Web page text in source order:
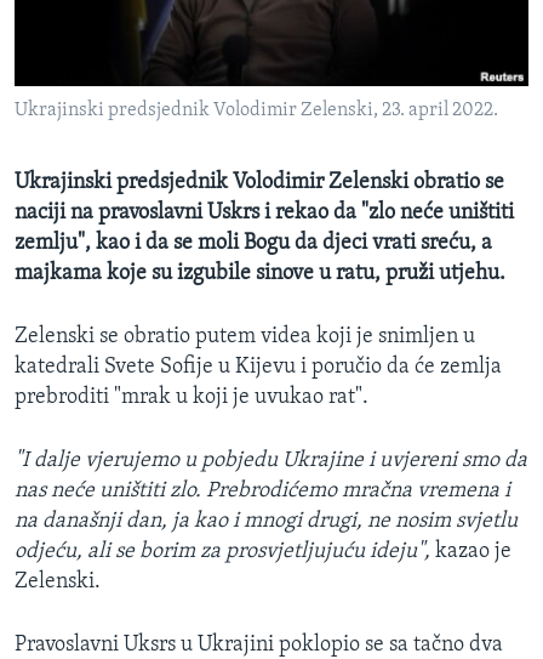
O GLASU AMERIKE
PRATITE NAS
Ukrajinski predsjednik Volodimir Zelenski, 23. april 2022.
Ukrajinski predsjednik Volodimir Zelenski obratio se
naciji na pravoslavni Uskrs i rekao da "zlo neće uništiti
zemlju", kao i da se moli Bogu da djeci vrati sreću, a
majkama koje su izgubile sinove u ratu, pruži utjehu.
Zelenski se obratio putem videa koji je snimljen u
katedrali Svete Sofije u Kijevu i poručio da će zemlja
prebroditi "mrak u koji je uvukao rat".
"I dalje vjerujemo u pobjedu Ukrajine i uvjereni smo da
nas neće uništiti zlo. Prebrodićemo mračna vremena i
na današnji dan, ja kao i mnogi drugi, ne nosim svjetlu
odjeću, ali se borim za prosvjetljujuću ideju", kazao je
Zelenski.
Pravoslavni Uksrs u Ukrajini poklopio se sa tačno dva